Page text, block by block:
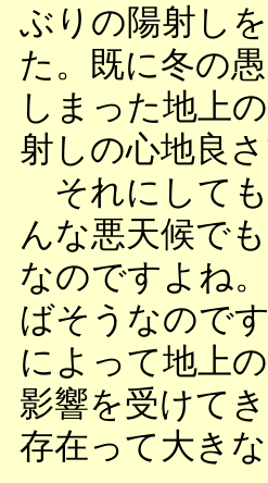
ぶりの陽射し
た。既に冬の
しまった地上
射しの心地良さ
それにして
んな悪天候で
なのですよね
ばそうなので
によって地上
影響を受けて
存在って大きな